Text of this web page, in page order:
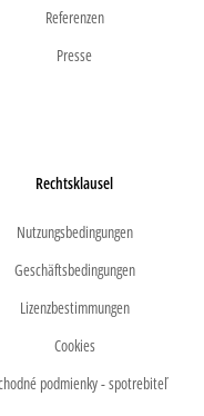
Referenzen
Presse
Rechtsklausel
Nutzungsbedingungen
Geschäftsbedingungen
Lizenzbestimmungen
Cookies
podmienky - spotrebiteľ